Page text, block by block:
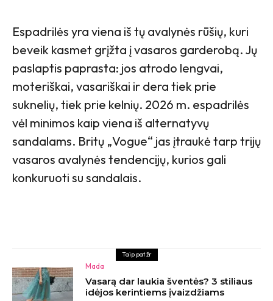
Espadrilės yra viena iš tų avalynės rūšių, kuri
beveik kasmet grįžta į vasaros garderobą. Jų
paslaptis paprasta: jos atrodo lengvai,
moteriškai, vasariškai ir dera tiek prie
suknelių, tiek prie kelnių. 2026 m. espadrilės
vėl minimos kaip viena iš alternatyvų
sandalams. Britų „Vogue“ jas įtraukė tarp trijų
vasaros avalynės tendencijų, kurios gali
konkuruoti su sandalais.
Taip pat žr
Mada
Vasarą dar laukia šventės? 3 stiliaus
idėjos kerintiems įvaizdžiams